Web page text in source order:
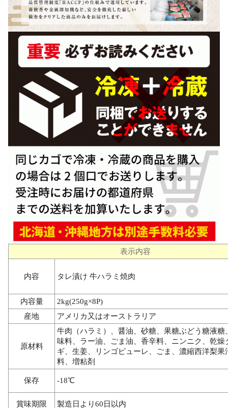
表示内容
内容 タレ漬け 牛ハラミ焼肉
内容量
2kg(250g×8P)
産地
アメリカ又はオーストラリア
原材料
牛肉（ハラミ）、醤油、砂糖、果糖ぶどう糖液糖
味料、ラー油、ごま油、香辛料、ニンニク、乾燥
ギ、生姜、リンゴピューレ、ごま、濃縮西洋梨果
料、増粘剤
保存 -18℃
賞味期限 製造日より60日以内